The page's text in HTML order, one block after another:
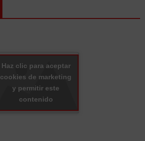
Haz clic para aceptar
cookies de marketing
y permitir este
contenido